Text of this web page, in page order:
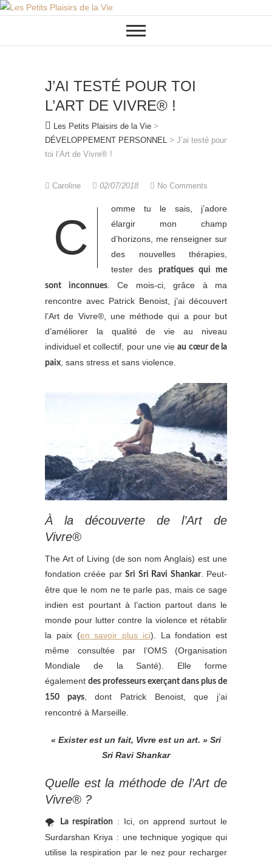
Skip
J’AI TESTÉ POUR TOI
L’ART DE VIVRE® !
Les Petits Plaisirs de la Vie >
DÉVELOPPEMENT PERSONNEL > J’ai testé pour
toi l’Art de Vivre® !
Caroline 02/07/2018 No Comments
C
omme tu le sais, j’adore
élargir mon champ
d’horizons, me renseigner sur
des nouvelles thérapies,
tester des
pratiques qui me
sont inconnues. Ce mois-ci, grâce à ma
rencontre avec Patrick Benoist, j’ai découvert
l’Art de Vivre®, une méthode qui a pour but
d’améliorer la qualité de vie au niveau
individuel et collectif, pour une vieau cœur de la
paix , sans stress et sans violence.
À la découverte de l’Art de
Vivre®
The Art of Living (de son nom Anglais) est une
fondation créée parSri Sri Ravi Shankar. Peut-
être que le nom ne te parle pas, mais ce sage
indien est pourtant à l’action partout dans le
monde pour lutter contre la violence et rétablir
la paix (en savoir plus ici). La fondation est
même consultée par l’OMS (Organisation
Mondiale de la Santé). Elle forme
également des professeurs exerçant dans plus de
150 pays, dont Patrick Benoist, que j’ai
rencontré à Marseille.
« Exister est un fait, Vivre est un art. » Sri
Sri Ravi Shankar
Quelle est la méthode de l’Art de
Vivre® ?
🌪 La respiration
: Ici, on apprend surtout le
Surdarshan Kriya : une technique yogique qui
utilise la respiration par le nez pour recharger